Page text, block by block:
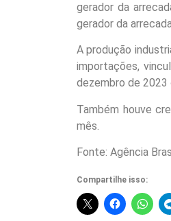
gerador da
gerador da
A produção
importações,
dezembro de 2023
Também houve
mês.
Fonte: Agência
Compartilhe isso: